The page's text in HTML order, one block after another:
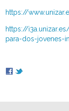
https://
https://
para-dos-jovenes-